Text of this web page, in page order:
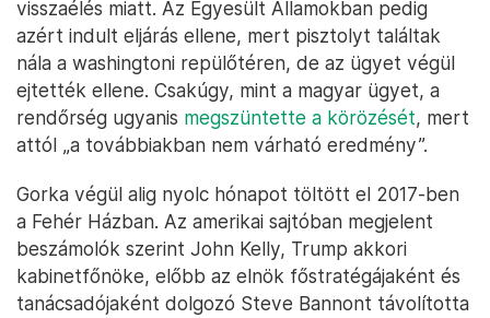
visszaélés miatt. Az Egyesült Államokban pedig
azért indult eljárás ellene, mert pisztolyt találtak
nála a washingtoni repülőtéren, de az ügyet végül
ejtették ellene. Csakúgy, mint a magyar ügyet, a
rendőrség ugyanis megszüntette a körözését, mert
attól „a továbbiakban nem várható eredmény”.
Gorka végül alig nyolc hónapot töltött el 2017-ben
a Fehér Házban. Az amerikai sajtóban megjelent
beszámolók szerint John Kelly, Trump akkori
kabinetfőnöke, előbb az elnök főstratégájaként és
tanácsadójaként dolgozó Steve Bannont távolította